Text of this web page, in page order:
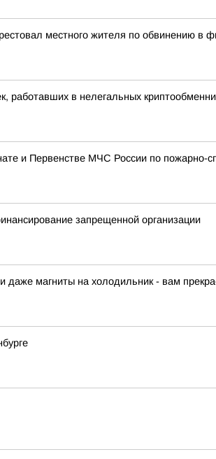
местного жителя по обвинению в
работавших в нелегальных
и Первенстве МЧС России по пожарно-
запрещенной организации
магниты на холодильник - вам